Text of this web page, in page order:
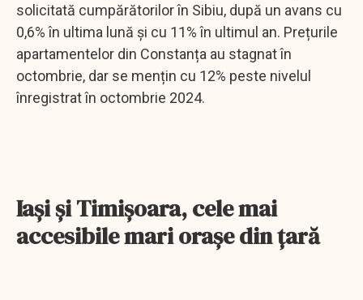
solicitată cumpărătorilor în Sibiu, după un avans cu
0,6% în ultima lună și cu 11% în ultimul an. Prețurile
apartamentelor din Constanța au stagnat în
octombrie, dar se mențin cu 12% peste nivelul
înregistrat în octombrie 2024.
Iași și Timișoara, cele mai
accesibile mari orașe din țară